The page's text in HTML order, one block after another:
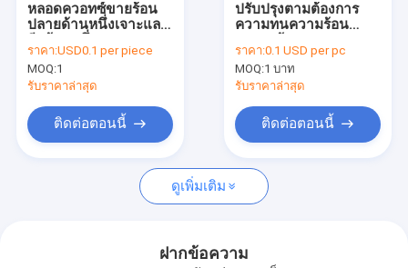
ทัวร์โรงงาน
การควบคุมคุณภาพ
ติดต่อเรา
หลอดควอทซ์ขายร้อน
ปลายด้านหนึ่งเจาะและ
ราคา:USD0.1 per piece
MOQ:1
รับราคาล่าสุด
ติดต่อตอนนี้
ปรับปรุงตามต้องการ
ความทนความร้อน
ด้านใน ท่อควอร์ตซ์ปาก
ยาว
ราคา:0.1 USD per pc
MOQ:1 บาท
รับราคาล่าสุด
ติดต่อตอนนี้
ดูเพิ่มเติม
ฝากข้อความ